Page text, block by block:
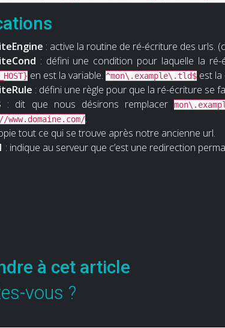
: active la routine de ré-écriture des urls.
: défini une condition pour laquelle la ré-
en est la variable. ^mon\.example\.tld$ est la
: défini une règle pour que la ré-écriture se
: dit que nous désirons remplacer
.
tout ce qui se trouve après notre ancienne url.
: indique au serveur que c’est une redirection
à cet article
vous ?